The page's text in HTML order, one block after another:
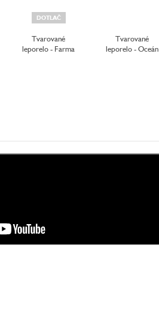
DOTLAČ
Tvarované
leporelo - Farma
Tvarované
leporelo - Oceán